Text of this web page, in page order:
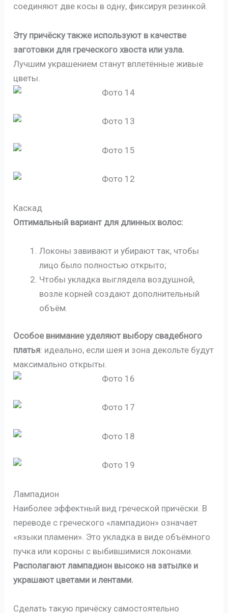
соединяют две косы в одну, фиксируя резинкой.
Эту причёску также используют в качестве
заготовки для греческого хвоста или узла.
Лучшим украшением станут вплетённые живые
цветы.
Каскад
Оптимальный вариант для длинных волос:
Локоны завивают и убирают так, чтобы
лицо было полностью открыто;
Чтобы укладка выглядела воздушной,
возле корней создают дополнительный
объём.
Особое внимание уделяют выбору свадебного
платья: идеально, если шея и зона декольте будут
максимально открыты.
Лампадион
Наиболее эффектный вид греческой причёски. В
переводе с греческого «лампадион» означает
«языки пламени». Это укладка в виде объёмного
пучка или короны с выбившимися локонами.
Располагают лампадион высоко на затылке и
украшают цветами и лентами.
Сделать такую причёску самостоятельно